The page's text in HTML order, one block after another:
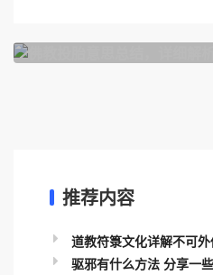
推荐内容
道教符箓文化详解不可外
驱邪有什么方法 分享一